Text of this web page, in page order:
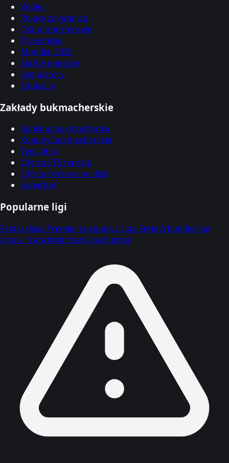
Wideo
Polacy za granicą
Okno transferowe
Transmisje
Mundial 2026
Skróty meczów
Symulatory
Edukacja
Zakłady bukmacherskie
Ranking bukmacherów
Kupony bukmacherskie
Typy dnia
Oferta STS na dziś
Oferta Fortuna na dziś
Superbet
Popularne ligi
Ekstraklasa Premier League La Liga Serie A Bundesliga
Ligue 1 Liga Mistrzów Liga Europy